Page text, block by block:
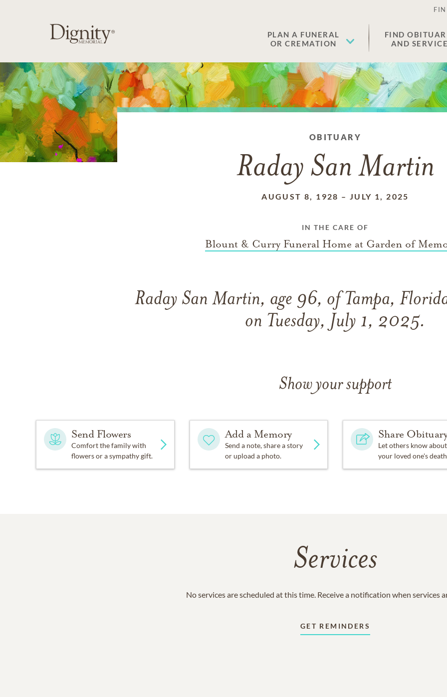
PLAN A FUNERAL
OR CREMATION
FIND
AND
OBITUARY
Raday San Martin
AUGUST 8, 1928 – JULY 1, 2025
IN THE CARE OF
Blount & Curry Funeral Home at Garden of
Raday San Martin, age 96, of Tampa,
on Tuesday, July 1, 2025.
Show your support
Send Flowers
Comfort the family with
flowers or a sympathy gift.
Add a Memory
Send a note, share a story
or upload a photo.
Share
Let others know about
your loved one's
Services
No services are scheduled at this time. Receive a notification when services
GET REMINDERS